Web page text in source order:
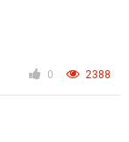
0 2388